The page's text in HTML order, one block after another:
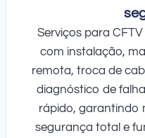
Serviços para
com instalação,
remota, troca de
diagnóstico de
rápido, garantindo
segurança total e